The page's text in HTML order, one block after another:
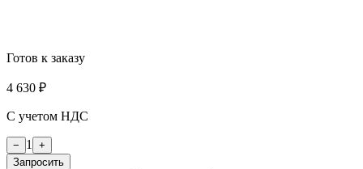
Готов к заказу
4 630 ₽
С учетом НДС
− 1
+
Запросить